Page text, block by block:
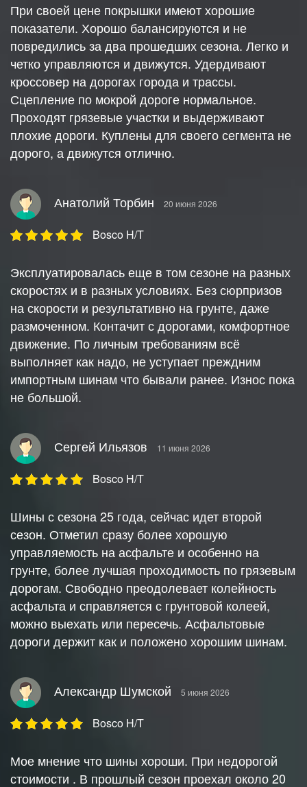
При своей цене покрышки имеют хорошие
показатели. Хорошо балансируются и не
повредились за два прошедших сезона. Легко и
четко управляются и движутся. Удердивают
кроссовер на дорогах города и трассы.
Сцепление по мокрой дороге нормальное.
Проходят грязевые участки и выдерживают
плохие дороги. Куплены для своего сегмента не
дорого, а движутся отлично.
Анатолий Торбин 20 июня 2026
Bosco H/T
Эксплуатировалась еще в том сезоне на разных
скоростях и в разных условиях. Без сюрпризов
на скорости и результативно на грунте, даже
размоченном. Контачит с дорогами, комфортное
движение. По личным требованиям всё
выполняет как надо, не уступает преждним
импортным шинам что бывали ранее. Износ пока
не большой.
Сергей Ильязов 11 июня 2026
Bosco H/T
Шины с сезона 25 года, сейчас идет второй
сезон. Отметил сразу более хорошую
управляемость на асфальте и особенно на
грунте, более лучшая проходимость по грязевым
дорогам. Свободно преодолевает колейность
асфальта и справляется с грунтовой колеей,
можно выехать или пересечь. Асфальтовые
дороги держит как и положено хорошим шинам.
Александр Шумской 5 июня 2026
Bosco H/T
Мое мнение что шины хороши. При недорогой
стоимости . В прошлый сезон проехал около 20